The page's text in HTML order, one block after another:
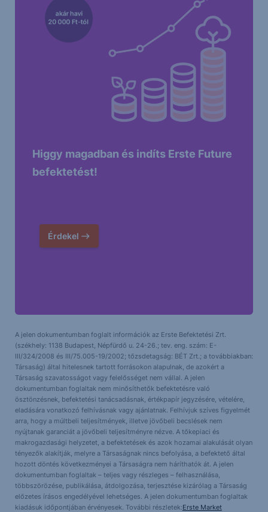
Higgy magadban és indíts Erste Future
befektetést!
Érdekel
A jelen dokumentumban foglalt információk az Erste Befektetési Zrt.
(székhely: 1138 Budapest, Népfürdő u. 24-26.; tev. eng. szám: E-
III/324/2008 és III/75.005-19/2002; tőzsdetagság: BÉT Zrt.; a továbbiakban:
Társaság) által hitelesnek tartott forrásokon alapulnak, de azokért a
Társaság szavatosságot vagy felelősséget nem vállal. A jelen
dokumentumban foglaltak nem minősíthetők befektetésre való
ösztönzésnek, befektetési tanácsadásnak, értékpapír jegyzésére, vételére,
eladására vonatkozó felhívásnak vagy ajánlatnak. Felhívjuk szíves figyelmét
arra, hogy a múltbeli teljesítmények, illetve jövőbeli becslések nem
nyújtanak garanciát a jövőbeli teljesítményre nézve. A tőkepiaci és
makrogazdasági helyzetet, a befektetések és azok hozamai alakulását olyan
tényezők alakítják, melyre a Társaságnak nincs befolyása, a befektető által
hozott döntés következményei a Társaságra nem háríthatók át. A jelen
dokumentumban foglaltak – teljes vagy részleges – felhasználása,
többszörözése, publikálása, átdolgozása, terjesztése kizárólag a Társaság
előzetes írásos engedélyével lehetséges. A jelen dokumentumban foglaltak
kiadásuk időpontjában érvényesek. További részletek:Erste Market